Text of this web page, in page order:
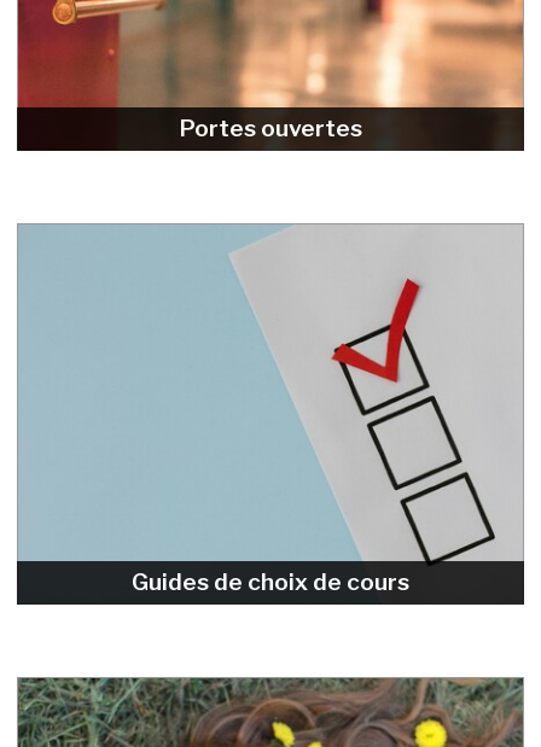
Portes ouvertes
Guides de choix de cours